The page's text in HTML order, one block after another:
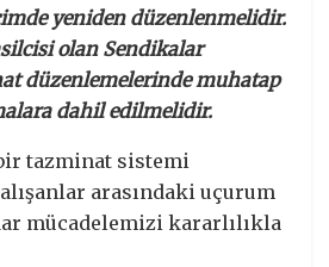
yeniden düzenlenmelidir.
olan Sendikalar
düzenlemelerinde muhatap
dahil edilmelidir.
tazminat sistemi
arasındaki uçurum
mücadelemizi kararlılıkla